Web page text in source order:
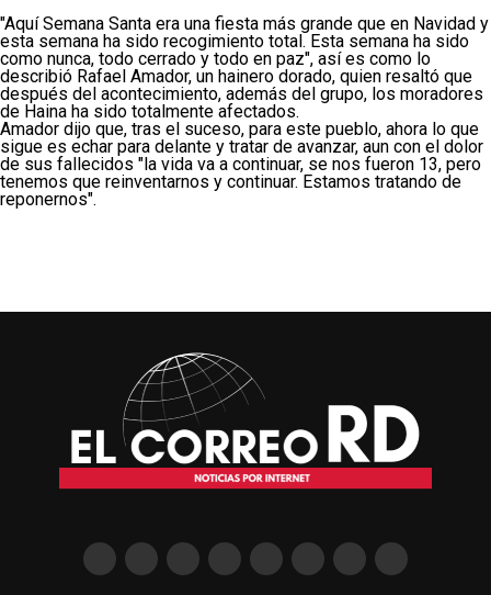
"Aquí Semana Santa era una fiesta más grande que en Navidad y
esta semana ha sido recogimiento total. Esta semana ha sido
como nunca, todo cerrado y todo en paz", así es como lo
describió Rafael Amador, un hainero dorado, quien resaltó que
después del acontecimiento, además del grupo, los moradores
de Haina ha sido totalmente afectados.
Amador dijo que, tras el suceso, para este pueblo, ahora lo que
sigue es echar para delante y tratar de avanzar, aun con el dolor
de sus fallecidos "la vida va a continuar, se nos fueron 13, pero
tenemos que reinventarnos y continuar. Estamos tratando de
reponernos".